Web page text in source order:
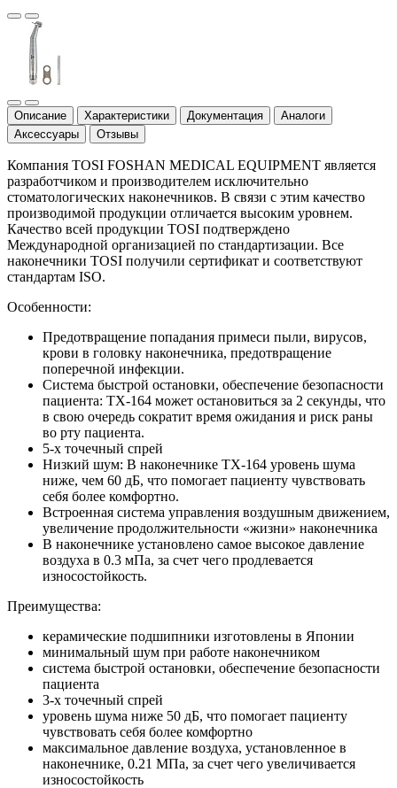
Описание Характеристики Документация
Аналоги
Аксессуары
Отзывы
Компания TOSI FOSHAN MEDICAL EQUIPMENT является
разработчиком и производителем исключительно
стоматологических наконечников. В связи с этим качество
производимой продукции отличается высоким уровнем.
Качество всей продукции TOSI подтверждено
Международной организацией по стандартизации. Все
наконечники TOSI получили сертификат и соответствуют
стандартам ISO.
Особенности:
Предотвращение попадания примеси пыли, вирусов,
крови в головку наконечника, предотвращение
поперечной инфекции.
Система быстрой остановки, обеспечение безопасности
пациента: ТХ-164 может остановиться за 2 секунды, что
в свою очередь сократит время ожидания и риск раны
во рту пациента.
5-х точечный спрей
Низкий шум: В наконечнике ТХ-164 уровень шума
ниже, чем 60 дБ, что помогает пациенту чувствовать
себя более комфортно.
Встроенная система управления воздушным движением,
увеличение продолжительности «жизни» наконечника
В наконечнике установлено самое высокое давление
воздуха в 0.3 мПа, за счет чего продлевается
износостойкость.
Преимущества:
керамические подшипники изготовлены в Японии
минимальный шум при работе наконечником
система быстрой остановки, обеспечение безопасности
пациента
3-х точечный спрей
уровень шума ниже 50 дБ, что помогает пациенту
чувствовать себя более комфортно
максимальное давление воздуха, установленное в
наконечнике, 0.21 МПа, за счет чего увеличивается
износостойкость